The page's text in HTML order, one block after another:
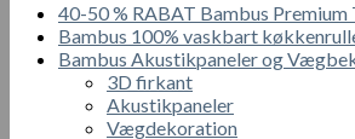
40-50 % RABAT Bambus
Bambus 100% vaskbart
Bambus Akustikpaneler og
3D firkant
Akustikpaneler
Vægdekoration